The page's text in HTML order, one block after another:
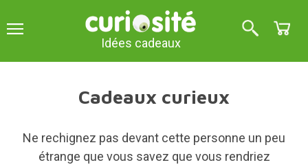
Idées cadeaux
Cadeaux curieux
Ne rechignez pas devant cette personne un peu
étrange que vous savez que vous rendriez